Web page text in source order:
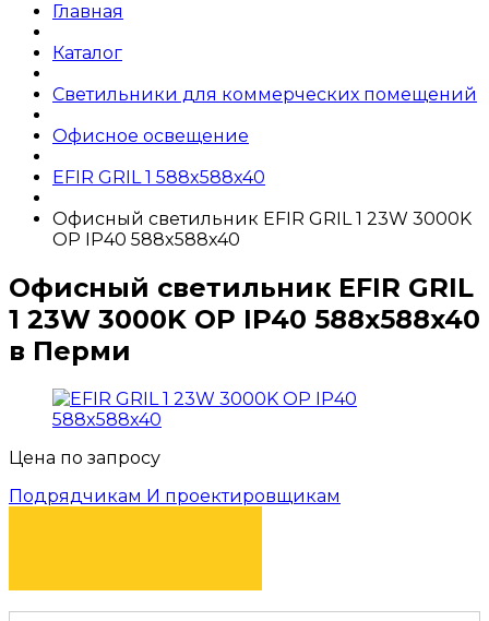
Главная
Каталог
Светильники для коммерческих помещений
Офисное освещение
EFIR GRIL 1 588x588x40
Офисный светильник EFIR GRIL 1 23W 3000K
OP IP40 588x588x40
Офисный светильник EFIR GRIL
1 23W 3000K OP IP40 588x588x40
в Перми
Цена по запросу
Подрядчикам И проектировщикам